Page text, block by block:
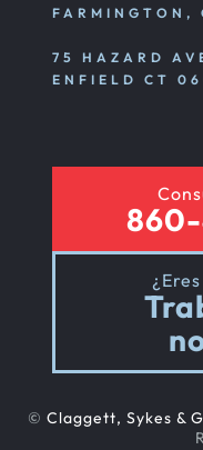
FARMINGTON,
75 HAZARD
ENFIELD CT
© Claggett, Sykes &